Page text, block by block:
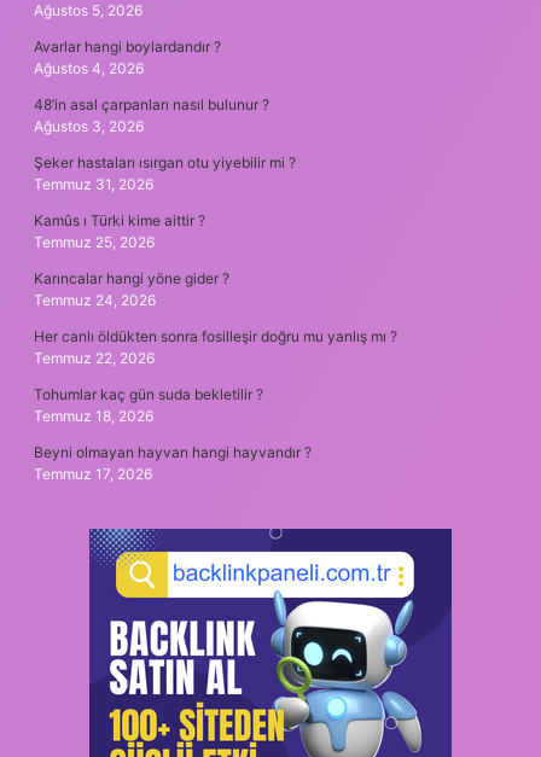
Ağustos 5, 2026
Avarlar hangi boylardandır ?
Ağustos 4, 2026
48’in asal çarpanları nasıl bulunur ?
Ağustos 3, 2026
Şeker hastaları ısırgan otu yiyebilir mi ?
Temmuz 31, 2026
Kamûs ı Türki kime aittir ?
Temmuz 25, 2026
Karıncalar hangi yöne gider ?
Temmuz 24, 2026
Her canlı öldükten sonra fosilleşir doğru mu yanlış mı ?
Temmuz 22, 2026
Tohumlar kaç gün suda bekletilir ?
Temmuz 18, 2026
Beyni olmayan hayvan hangi hayvandır ?
Temmuz 17, 2026